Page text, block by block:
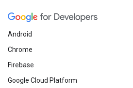
Android
Chrome
Firebase
Google Cloud Platform